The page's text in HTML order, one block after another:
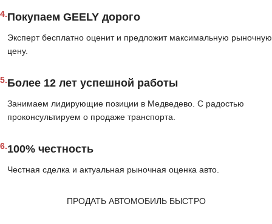
4.Покупаем GEELY дорого
Эксперт бесплатно оценит и предложит максимальную рыночную
цену.
5.Более 12 лет успешной работы
Занимаем лидирующие позиции в Медведево. С радостью
проконсультируем о продаже транспорта.
6.100% честность
Честная сделка и актуальная рыночная оценка авто.
ПРОДАТЬ АВТОМОБИЛЬ БЫСТРО